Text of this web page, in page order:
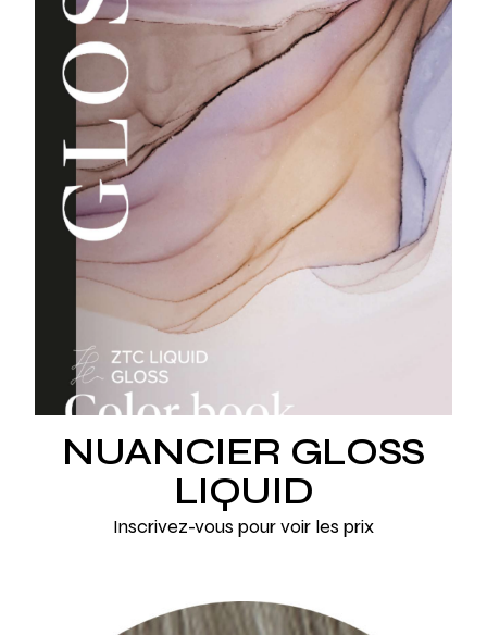
NUANCIER GLOSS
LIQUID
Inscrivez-vous pour voir les prix